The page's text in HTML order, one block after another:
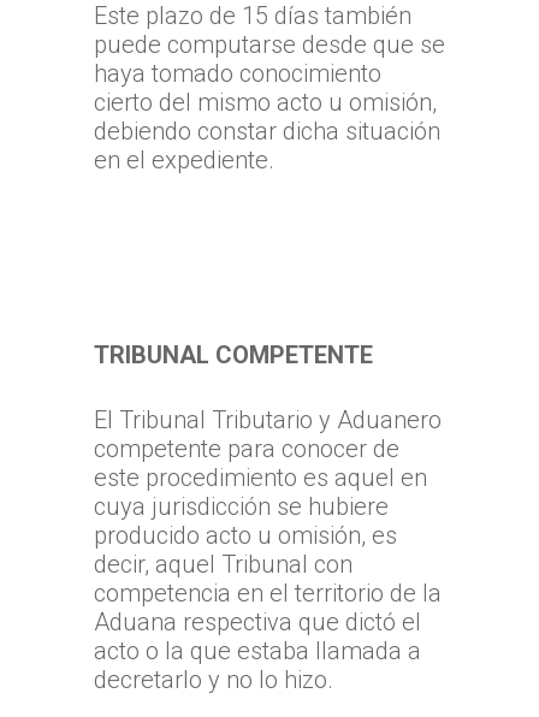
Este plazo de 15 días también
puede computarse desde que se
haya tomado conocimiento
cierto del mismo acto u omisión,
debiendo constar dicha situación
en el expediente.
TRIBUNAL COMPETENTE
El Tribunal Tributario y Aduanero
competente para conocer de
este procedimiento es aquel en
cuya jurisdicción se hubiere
producido acto u omisión, es
decir, aquel Tribunal con
competencia en el territorio de la
Aduana respectiva que dictó el
acto o la que estaba llamada a
decretarlo y no lo hizo.